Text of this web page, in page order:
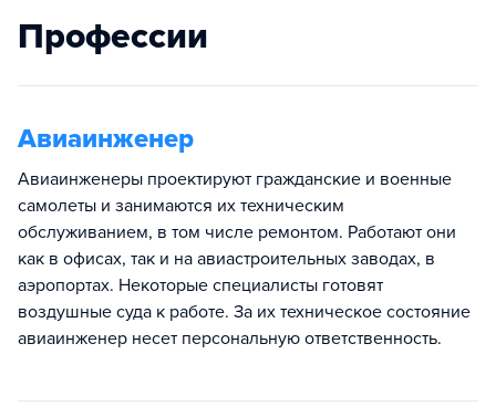
Профессии
Авиаинженер
Авиаинженеры проектируют гражданские и военные
самолеты и занимаются их техническим
обслуживанием, в том числе ремонтом. Работают они
как в офисах, так и на авиастроительных заводах, в
аэропортах. Некоторые специалисты готовят
воздушные суда к работе. За их техническое состояние
авиаинженер несет персональную ответственность.